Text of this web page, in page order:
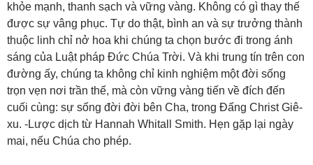
khỏe mạnh, thanh sạch và vững vàng. Không có gì thay thế
được sự vâng phục. Tự do thật, bình an và sự trưởng thành
thuộc linh chỉ nở hoa khi chúng ta chọn bước đi trong ánh
sáng của Luật pháp Đức Chúa Trời. Và khi trung tín trên con
đường ấy, chúng ta không chỉ kinh nghiệm một đời sống
trọn vẹn nơi trần thế, mà còn vững vàng tiến về đích đến
cuối cùng: sự sống đời đời bên Cha, trong Đấng Christ Giê-
xu. -Lược dịch từ Hannah Whitall Smith. Hẹn gặp lại ngày
mai, nếu Chúa cho phép.